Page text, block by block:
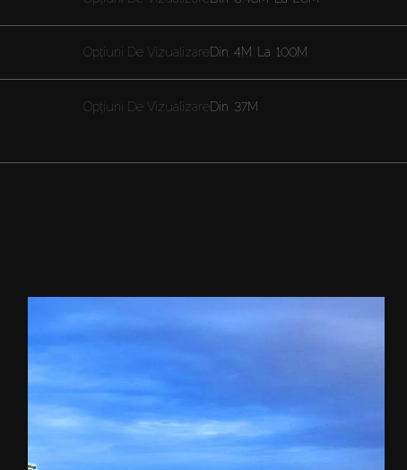
Opțiuni De Vizualizare
Opțiuni De Vizualizare
Din 4M La 100M
Din 37M